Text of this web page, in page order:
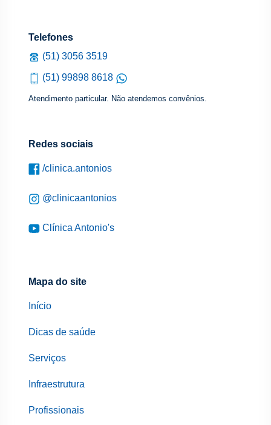
Telefones
(51) 3056 3519
(51) 99898 8618
Atendimento particular. Não atendemos convênios.
Redes sociais
/clinica.antonios
@clinicaantonios
Clínica Antonio's
Mapa do site
Início
Dicas de saúde
Serviços
Infraestrutura
Profissionais